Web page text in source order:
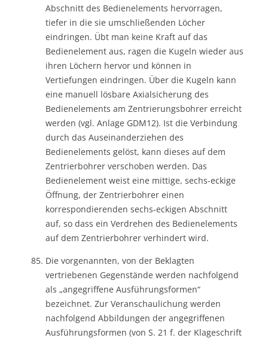
Abschnitt des Bedienelements hervorragen,
tiefer in die sie umschließenden Löcher
eindringen. Übt man keine Kraft auf das
Bedienelement aus, ragen die Kugeln wieder aus
ihren Löchern hervor und können in
Vertiefungen eindringen. Über die Kugeln kann
eine manuell lösbare Axialsicherung des
Bedienelements am Zentrierungsbohrer erreicht
werden (vgl. Anlage GDM12). Ist die Verbindung
durch das Auseinanderziehen des
Bedienelements gelöst, kann dieses auf dem
Zentrierbohrer verschoben werden. Das
Bedienelement weist eine mittige, sechs-eckige
Öffnung, der Zentrierbohrer einen
korrespondierenden sechs-eckigen Abschnitt
auf, so dass ein Verdrehen des Bedienelements
auf dem Zentrierbohrer verhindert wird.
Die vorgenannten, von der Beklagten
vertriebenen Gegenstände werden nachfolgend
als „angegriffene Ausführungsformen“
bezeichnet. Zur Veranschaulichung werden
nachfolgend Abbildungen der angegriffenen
Ausführungsformen (von S. 21 f. der Klageschrift